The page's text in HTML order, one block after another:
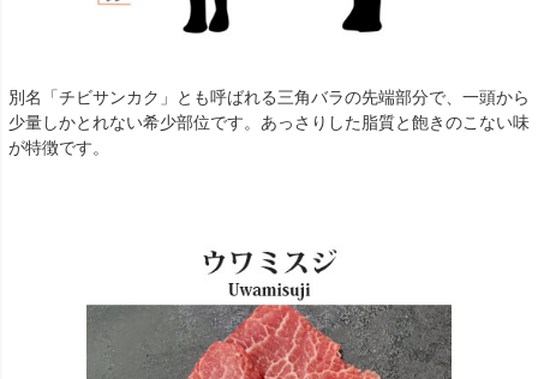
別名「チビサンカク」とも呼ばれる三角バラの先端部分で、一頭から
少量しかとれない希少部位です。あっさりした脂質と飽きのこない味
が特徴です。